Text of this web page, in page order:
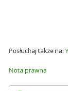
Posłuchaj także na:
Nota prawna